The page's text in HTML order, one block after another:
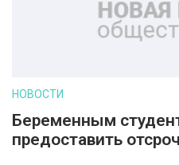
НОВОСТИ
Беременным
предоставить